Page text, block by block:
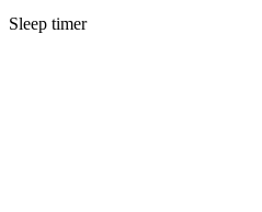
Sleep timer